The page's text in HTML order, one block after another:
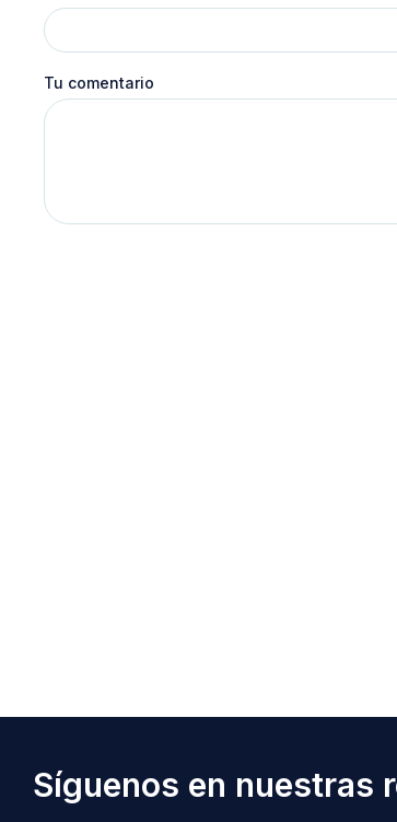
Tu comentario
Síguenos en nuestras